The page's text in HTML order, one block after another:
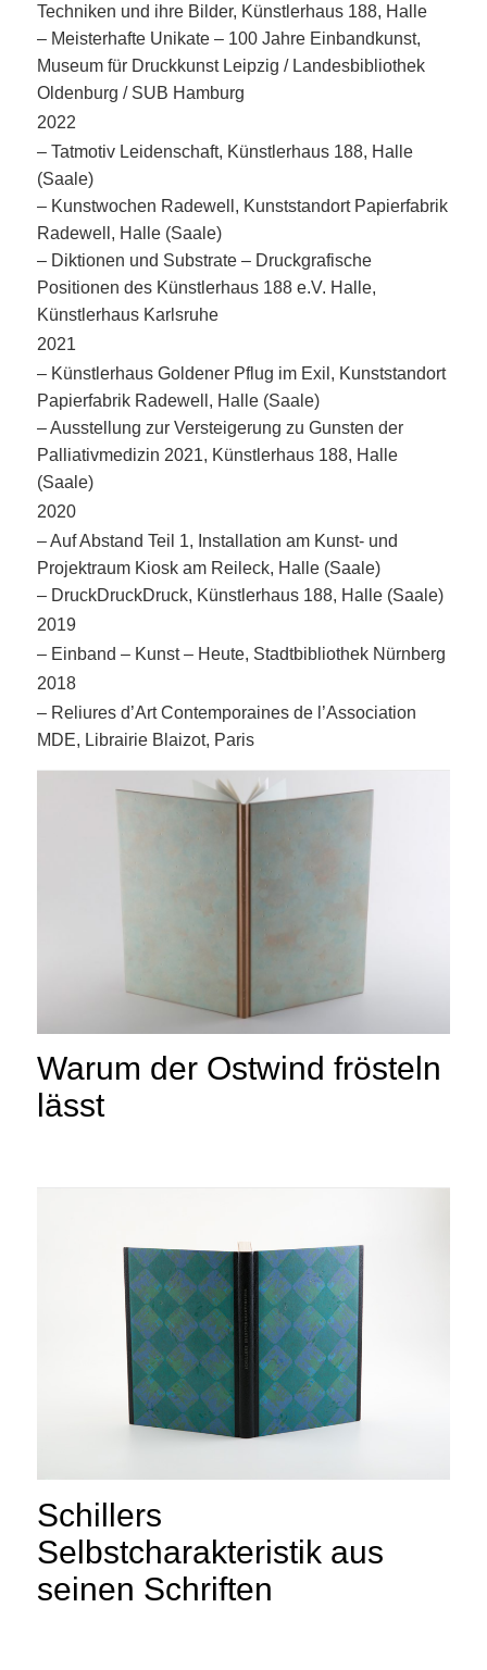
Techniken und ihre Bilder, Künstlerhaus 188, Halle
– Meisterhafte Unikate – 100 Jahre Einbandkunst,
Museum für Druckkunst Leipzig / Landesbibliothek
Oldenburg / SUB Hamburg
2022
– Tatmotiv Leidenschaft, Künstlerhaus 188, Halle
(Saale)
– Kunstwochen Radewell, Kunststandort Papierfabrik
Radewell, Halle (Saale)
– Diktionen und Substrate – Druckgrafische
Positionen des Künstlerhaus 188 e.V. Halle,
Künstlerhaus Karlsruhe
2021
– Künstlerhaus Goldener Pflug im Exil, Kunststandort
Papierfabrik Radewell, Halle (Saale)
– Ausstellung zur Versteigerung zu Gunsten der
Palliativmedizin 2021, Künstlerhaus 188, Halle
(Saale)
2020
– Auf Abstand Teil 1, Installation am Kunst- und
Projektraum Kiosk am Reileck, Halle (Saale)
– DruckDruckDruck, Künstlerhaus 188, Halle (Saale)
2019
– Einband – Kunst – Heute, Stadtbibliothek Nürnberg
2018
– Reliures d’Art Contemporaines de l’Association
MDE, Librairie Blaizot, Paris
Warum der Ostwind frösteln
lässt
Schillers
Selbstcharakteristik aus
seinen Schriften